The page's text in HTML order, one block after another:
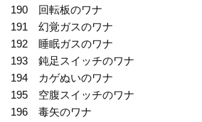
190 回転板のワナ
191 幻覚ガスのワナ
192 睡眠ガスのワナ
193 鈍足スイッチのワナ
194 カゲぬいのワナ
195 空腹スイッチのワナ
196 毒矢のワナ